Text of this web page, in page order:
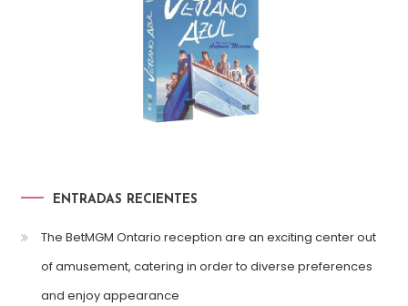
ENTRADAS RECIENTES
The BetMGM Ontario reception are an exciting center out
of amusement, catering in order to diverse preferences
and enjoy appearance